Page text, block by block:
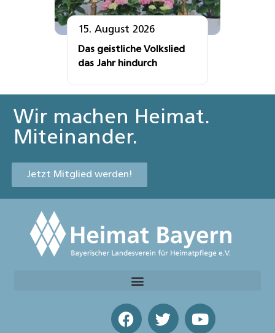
15. August 2026
Das geistliche Volkslied
das Jahr hindurch
Wir machen Heimat.
Miteinander.
Jetzt Mitglied werden!